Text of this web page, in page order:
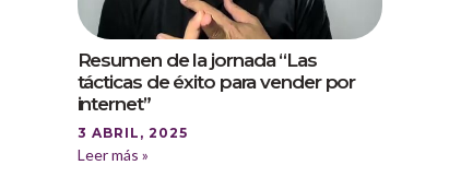
Resumen de la jornada “Las
tácticas de éxito para vender por
internet”
3 ABRIL, 2025
Leer más »